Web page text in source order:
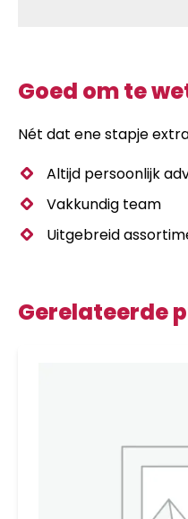
Goed om te
Nét dat ene stapje
Altijd persoonlijk
Vakkundig team
Uitgebreid
Gerelateerde